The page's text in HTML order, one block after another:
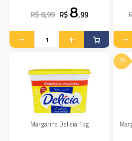
R$ 8,99 R$ 8,99
Margarina Delicia 1kg
- 3%